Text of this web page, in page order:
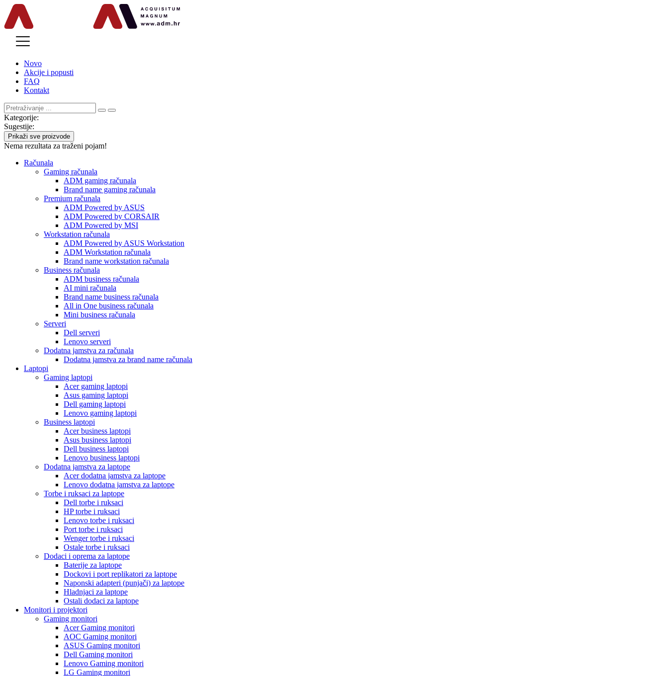
Novo
Akcije i popusti
FAQ
Kontakt
Kategorije:
Sugestije:
Prikaži sve proizvode
Nema rezultata za traženi pojam!
Računala
Gaming računala
ADM gaming računala
Brand name gaming računala
Premium računala
ADM Powered by ASUS
ADM Powered by CORSAIR
ADM Powered by MSI
Workstation računala
ADM Powered by ASUS Workstation
ADM Workstation računala
Brand name workstation računala
Business računala
ADM business računala
AI mini računala
Brand name business računala
All in One business računala
Mini business računala
Serveri
Dell serveri
Lenovo serveri
Dodatna jamstva za računala
Dodatna jamstva za brand name računala
Laptopi
Gaming laptopi
Acer gaming laptopi
Asus gaming laptopi
Dell gaming laptopi
Lenovo gaming laptopi
Business laptopi
Acer business laptopi
Asus business laptopi
Dell business laptopi
Lenovo business laptopi
Dodatna jamstva za laptope
Acer dodatna jamstva za laptope
Lenovo dodatna jamstva za laptope
Torbe i ruksaci za laptope
Dell torbe i ruksaci
HP torbe i ruksaci
Lenovo torbe i ruksaci
Port torbe i ruksaci
Wenger torbe i ruksaci
Ostale torbe i ruksaci
Dodaci i oprema za laptope
Baterije za laptope
Dockovi i port replikatori za laptope
Naponski adapteri (punjači) za laptope
Hladnjaci za laptope
Ostali dodaci za laptope
Monitori i projektori
Gaming monitori
Acer Gaming monitori
AOC Gaming monitori
ASUS Gaming monitori
Dell Gaming monitori
Lenovo Gaming monitori
LG Gaming monitori